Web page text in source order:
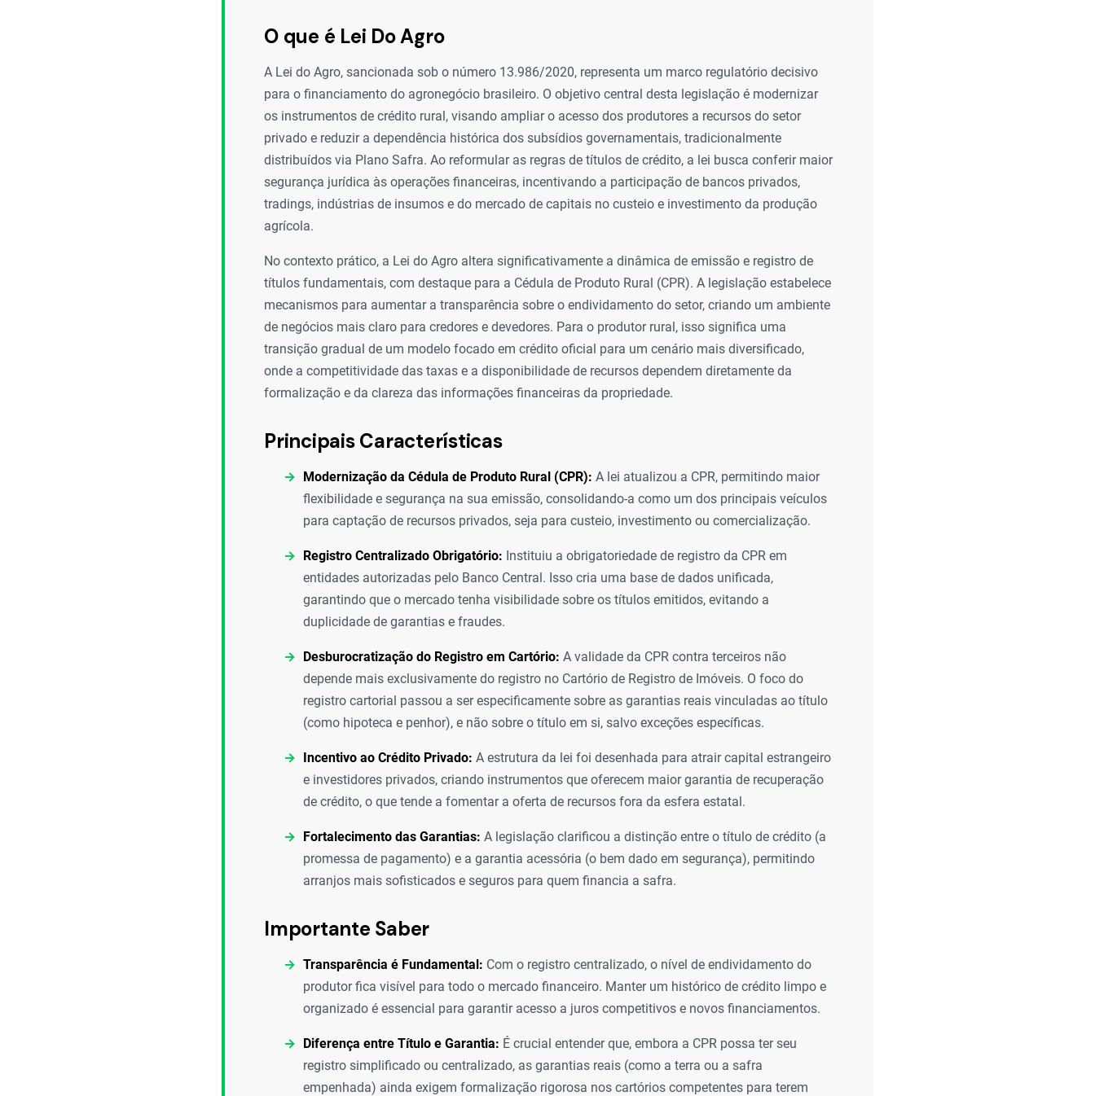
O que é Lei Do Agro
A Lei do Agro, sancionada sob o número 13.986/2020, representa um marco regulatório decisivo
para o financiamento do agronegócio brasileiro. O objetivo central desta legislação é modernizar
os instrumentos de crédito rural, visando ampliar o acesso dos produtores a recursos do setor
privado e reduzir a dependência histórica dos subsídios governamentais, tradicionalmente
distribuídos via Plano Safra. Ao reformular as regras de títulos de crédito, a lei busca conferir maior
segurança jurídica às operações financeiras, incentivando a participação de bancos privados,
tradings, indústrias de insumos e do mercado de capitais no custeio e investimento da produção
agrícola.
No contexto prático, a Lei do Agro altera significativamente a dinâmica de emissão e registro de
títulos fundamentais, com destaque para a Cédula de Produto Rural (CPR). A legislação estabelece
mecanismos para aumentar a transparência sobre o endividamento do setor, criando um ambiente
de negócios mais claro para credores e devedores. Para o produtor rural, isso significa uma
transição gradual de um modelo focado em crédito oficial para um cenário mais diversificado,
onde a competitividade das taxas e a disponibilidade de recursos dependem diretamente da
formalização e da clareza das informações financeiras da propriedade.
Principais Características
Modernização da Cédula de Produto Rural (CPR): A lei atualizou a CPR, permitindo maior
flexibilidade e segurança na sua emissão, consolidando-a como um dos principais veículos
para captação de recursos privados, seja para custeio, investimento ou comercialização.
Registro Centralizado Obrigatório: Instituiu a obrigatoriedade de registro da CPR em
entidades autorizadas pelo Banco Central. Isso cria uma base de dados unificada,
garantindo que o mercado tenha visibilidade sobre os títulos emitidos, evitando a
duplicidade de garantias e fraudes.
Desburocratização do Registro em Cartório: A validade da CPR contra terceiros não
depende mais exclusivamente do registro no Cartório de Registro de Imóveis. O foco do
registro cartorial passou a ser especificamente sobre as garantias reais vinculadas ao título
(como hipoteca e penhor), e não sobre o título em si, salvo exceções específicas.
Incentivo ao Crédito Privado: A estrutura da lei foi desenhada para atrair capital estrangeiro
e investidores privados, criando instrumentos que oferecem maior garantia de recuperação
de crédito, o que tende a fomentar a oferta de recursos fora da esfera estatal.
Fortalecimento das Garantias: A legislação clarificou a distinção entre o título de crédito (a
promessa de pagamento) e a garantia acessória (o bem dado em segurança), permitindo
arranjos mais sofisticados e seguros para quem financia a safra.
Importante Saber
Transparência é Fundamental: Com o registro centralizado, o nível de endividamento do
produtor fica visível para todo o mercado financeiro. Manter um histórico de crédito limpo e
organizado é essencial para garantir acesso a juros competitivos e novos financiamentos.
Diferença entre Título e Garantia: É crucial entender que, embora a CPR possa ter seu
registro simplificado ou centralizado, as garantias reais (como a terra ou a safra
empenhada) ainda exigem formalização rigorosa nos cartórios competentes para terem